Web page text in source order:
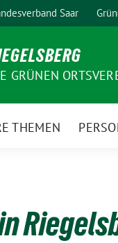
Saar
GRÜNEN
THEMEN